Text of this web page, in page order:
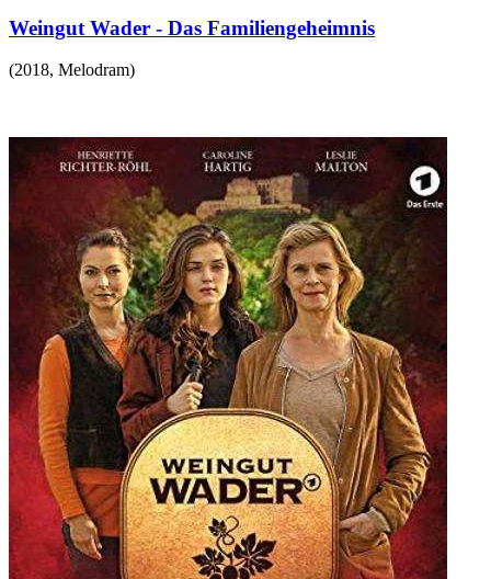
Weingut Wader - Das Familiengeheimnis
(2018, Melodram)